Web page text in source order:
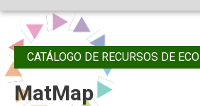
CATÁLOGO DE RECURSOS DE
MatMap